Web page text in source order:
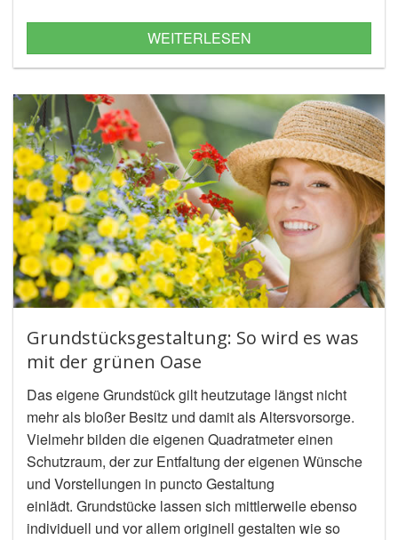
WEITERLESEN
Grundstücksgestaltung: So wird es was
mit der grünen Oase
Das eigene Grundstück gilt heutzutage längst nicht
mehr als bloßer Besitz und damit als Altersvorsorge.
Vielmehr bilden die eigenen Quadratmeter einen
Schutzraum, der zur Entfaltung der eigenen Wünsche
und Vorstellungen in puncto Gestaltung
einlädt. Grundstücke lassen sich mittlerweile ebenso
individuell und vor allem originell gestalten wie so